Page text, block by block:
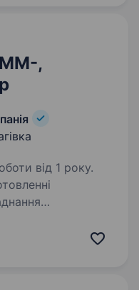
,
від 1 року.
тому